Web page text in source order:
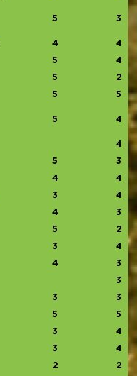
5 3
4 4
5 4
5 2
5 5
5 4
4
5 3
4 4
3 4
4 3
5 2
3 4
4 3
3
3 3
5 5
3 4
3 4
2 2